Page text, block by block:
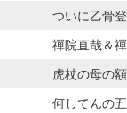
ついに乙骨登
禪院直哉＆
虎杖の母の
何してんの五